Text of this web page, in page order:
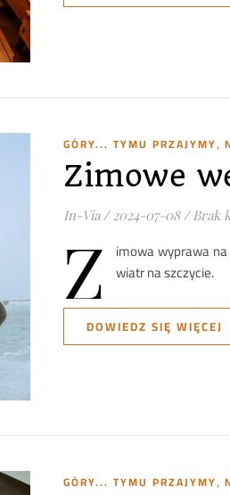
GÓRY... TYMU PRZAJYMY,
Zimowe
In-Via / 2024-07-08 / Brak
Z imowa wyprawa
wiatr na szczycie.
DOWIEDZ SIĘ WIĘCEJ
GÓRY... TYMU PRZAJYMY,